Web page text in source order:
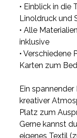
• Einblick in die
Linoldruck und
• Alle
inklusive
• Verschiedene
Karten zum
Ein spannender
kreativer
Platz zum
Gerne kannst
eigenes Textil